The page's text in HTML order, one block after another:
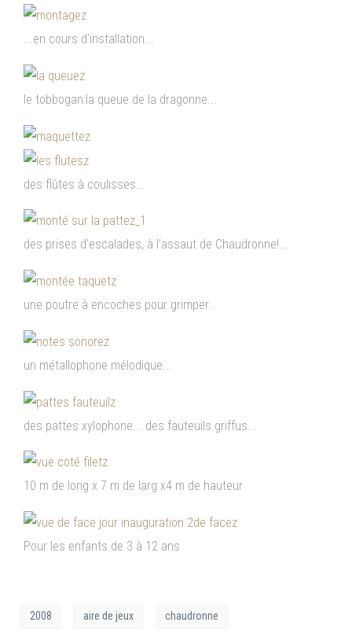
...en cours d'installation...
le tobbogan:la queue de la dragonne...
des flûtes à coulisses...
des prises d'escalades, à l'assaut de Chaudronne!...
une poutre à encoches pour grimper..
un métallophone mélodique...
des pattes xylophone... des fauteuils griffus...
10 m de long x 7 m de larg x4 m de hauteur
Pour les enfants de 3 à 12 ans
2008 aire de jeux chaudronne